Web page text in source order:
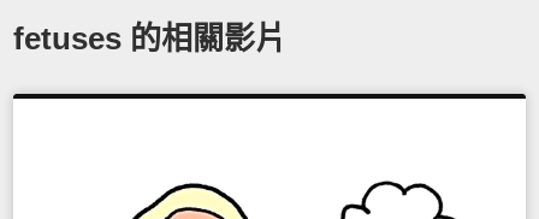
fetuses 的相關影片